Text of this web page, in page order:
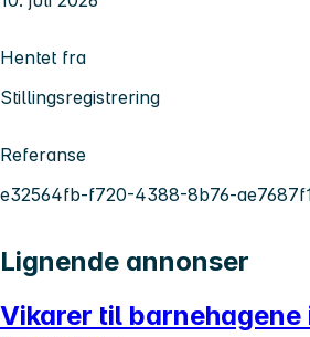
Hentet fra
Stillingsregistrering
Referanse
e32564fb-f720-4388-8b76-
Lignende annonser
Vikarer til barnehagene